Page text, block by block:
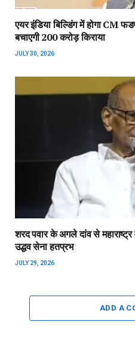
एयर इंडिया बिल्डिंग में होगा CM
बचाएगी 200 करोड़ किराया
JULY 30, 2026
शरद पवार के अगले दांव से
उद्धव सेना हतप्रभ
JULY 29, 2026
ADD A